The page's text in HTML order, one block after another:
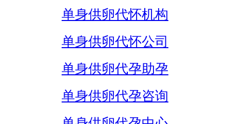
单身供卵代怀机构
单身供卵代怀公司
单身供卵代孕助孕
单身供卵代孕咨询